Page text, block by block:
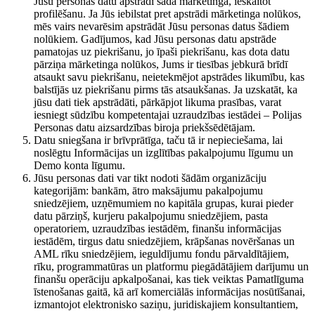
profilēšanu. Ja Jūs iebilstat pret apstrādi mārketinga nolūkos,
mēs vairs nevarēsim apstrādāt Jūsu personas datus šādiem
nolūkiem. Gadījumos, kad Jūsu personas datu apstrāde
pamatojas uz piekrišanu, jo īpaši piekrišanu, kas dota datu
pārziņa mārketinga nolūkos, Jums ir tiesības jebkurā brīdī
atsaukt savu piekrišanu, neietekmējot apstrādes likumību, kas
balstījās uz piekrišanu pirms tās atsaukšanas. Ja uzskatāt, ka
jūsu dati tiek apstrādāti, pārkāpjot likuma prasības, varat
iesniegt sūdzību kompetentajai uzraudzības iestādei – Polijas
Personas datu aizsardzības biroja priekšsēdētājam.
Datu sniegšana ir brīvprātīga, taču tā ir nepieciešama, lai
noslēgtu Informācijas un izglītības pakalpojumu līgumu un
Demo konta līgumu.
Jūsu personas dati var tikt nodoti šādām organizāciju
kategorijām: bankām, ātro maksājumu pakalpojumu
sniedzējiem, uzņēmumiem no kapitāla grupas, kurai pieder
datu pārziņš, kurjeru pakalpojumu sniedzējiem, pasta
operatoriem, uzraudzības iestādēm, finanšu informācijas
iestādēm, tirgus datu sniedzējiem, krāpšanas novēršanas un
AML rīku sniedzējiem, ieguldījumu fondu pārvaldītājiem,
rīku, programmatūras un platformu piegādātājiem darījumu un
finanšu operāciju apkalpošanai, kas tiek veiktas Pamatlīguma
īstenošanas gaitā, kā arī komerciālās informācijas nosūtīšanai,
izmantojot elektronisko saziņu, juridiskajiem konsultantiem,